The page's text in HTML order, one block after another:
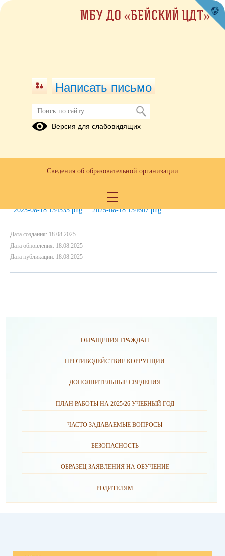
Клади трубку
Дата создания: 18.08.2025
Дата обновления: 18.08.2025
Дата публикации: 18.08.2025
ОБРАЩЕНИЯ ГРАЖДАН
ПРОТИВОДЕЙСТВИЕ КОРРУПЦИИ
ДОПОЛНИТЕЛЬНЫЕ СВЕДЕНИЯ
ПЛАН РАБОТЫ НА 2025/26 УЧЕБНЫЙ ГОД
ЧАСТО ЗАДАВАЕМЫЕ ВОПРОСЫ
БЕЗОПАСНОСТЬ
ОБРАЗЕЦ ЗАЯВЛЕНИЯ НА ОБУЧЕНИЕ
РОДИТЕЛЯМ
МБУ ДО «БЕЙСКИЙ ЦДТ»
Написать письмо
Версия для слабовидящих
Сведения об образовательной организации